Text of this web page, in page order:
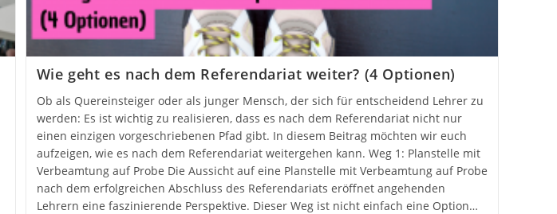
Wie geht es nach dem Referendariat weiter? (4 Optionen)
Ob als Quereinsteiger oder als junger Mensch, der sich für entscheidend Lehrer zu
werden: Es ist wichtig zu realisieren, dass es nach dem Referendariat nicht nur
einen einzigen vorgeschriebenen Pfad gibt. In diesem Beitrag möchten wir euch
aufzeigen, wie es nach dem Referendariat weitergehen kann. Weg 1: Planstelle mit
Verbeamtung auf Probe Die Aussicht auf eine Planstelle mit Verbeamtung auf Probe
nach dem erfolgreichen Abschluss des Referendariats eröffnet angehenden
Lehrern eine faszinierende Perspektive. Dieser Weg ist nicht einfach eine Option…